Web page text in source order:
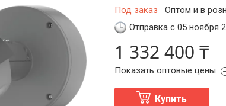
Под заказ Оптом и в
Отправка с 05 ноября
1 332 400 ₸
Показать оптовые цены
Купить